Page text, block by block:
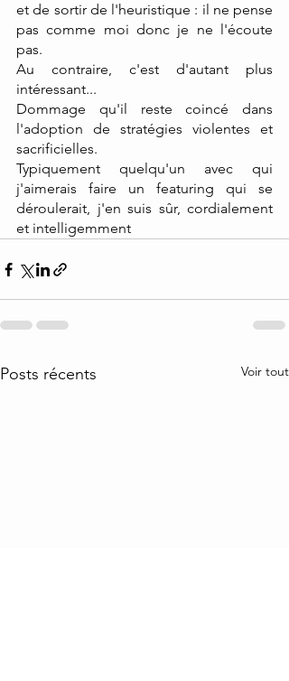
et de sortir de l'heuristique : il ne pense
pas comme moi donc je ne l'écoute
pas.
Au contraire, c'est d'autant plus
intéressant...
Dommage qu'il reste coincé dans
l'adoption de stratégies violentes et
sacrificielles.
Typiquement quelqu'un avec qui
j'aimerais faire un featuring qui se
déroulerait, j'en suis sûr, cordialement
et intelligemment
Posts récents Voir tout